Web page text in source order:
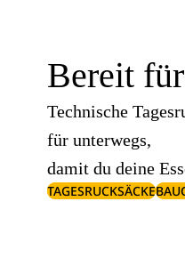
Bereit
Technische
für unterwegs,
damit du deine
TAGESRUCKSÄCKE